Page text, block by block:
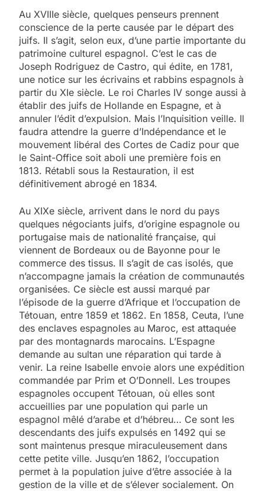
Au XVIIIe siècle, quelques penseurs prennent
conscience de la perte causée par le départ des
juifs. Il s’agit, selon eux, d’une partie importante du
patrimoine culturel espagnol. C’est le cas de
Joseph Rodriguez de Castro, qui édite, en 1781,
une notice sur les écrivains et rabbins espagnols à
partir du XIe siècle. Le roi Charles IV songe aussi à
établir des juifs de Hollande en Espagne, et à
annuler l’édit d’expulsion. Mais l’Inquisition veille. Il
faudra attendre la guerre d’Indépendance et le
mouvement libéral des Cortes de Cadiz pour que
le Saint-Office soit aboli une première fois en
1813. Rétabli sous la Restauration, il est
définitivement abrogé en 1834.
Au XIXe siècle, arrivent dans le nord du pays
quelques négociants juifs, d’origine espagnole ou
portugaise mais de nationalité française, qui
viennent de Bordeaux ou de Bayonne pour le
commerce des tissus. Il s’agit de cas isolés, que
n’accompagne jamais la création de communautés
organisées. Ce siècle est aussi marqué par
l’épisode de la guerre d’Afrique et l’occupation de
Tétouan, entre 1859 et 1862. En 1858, Ceuta, l’une
des enclaves espagnoles au Maroc, est attaquée
par des montagnards marocains. L’Espagne
demande au sultan une réparation qui tarde à
venir. La reine Isabelle envoie alors une expédition
commandée par Prim et O’Donnell. Les troupes
espagnoles occupent Tétouan, où elles sont
accueillies par une population qui parle un
espagnol mêlé d’arabe et d’hébreu… Ce sont les
descendants des juifs expulsés en 1492 qui se
sont maintenus presque miraculeusement dans
cette petite ville. Jusqu’en 1862, l’occupation
permet à la population juive d’être associée à la
gestion de la ville et de s’élever socialement. On